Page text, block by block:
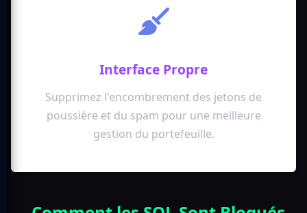
Interface Propre
Supprimez l'encombrement des jetons de
poussière et du spam pour une meilleure
gestion du portefeuille.